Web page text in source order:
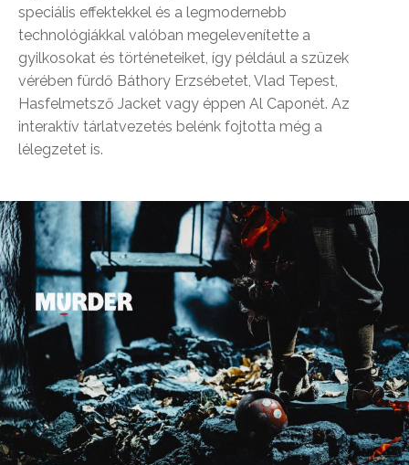
speciális effektekkel és a legmodernebb
technológiákkal valóban megelevenítette a
gyilkosokat és történeteiket, így például a szüzek
vérében fürdő Báthory Erzsébetet, Vlad Tepest,
Hasfelmetsző Jacket vagy éppen Al Caponét. Az
interaktív tárlatvezetés belénk fojtotta még a
lélegzetet is.